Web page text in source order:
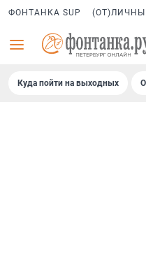
ФОНТАНКА SUP
Куда пойти на выходных